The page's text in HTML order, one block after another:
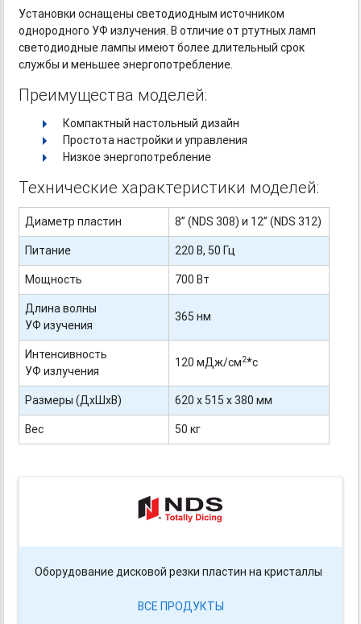
Установки оснащены светодиодным источником
однородного УФ излучения. В отличие от ртутных ламп
светодиодные лампы имеют более длительный срок
службы и меньшее энергопотребление.
Преимущества моделей:
Компактный настольный дизайн
Простота настройки и управления
Низкое энергопотребление
Технические характеристики моделей:
Диаметр пластин
8” (NDS 308) и 12” (NDS 312)
Питание
220 В, 50 Гц
Мощность
700 Вт
Длина волны
УФ изучения
365 нм
Интенсивность
УФ излучения
120 мДж/см2*с
Размеры (ДхШхВ)
620 х 515 х 380 мм
Вес
50 кг
Оборудование дисковой резки пластин на кристаллы
ВСЕ ПРОДУКТЫ